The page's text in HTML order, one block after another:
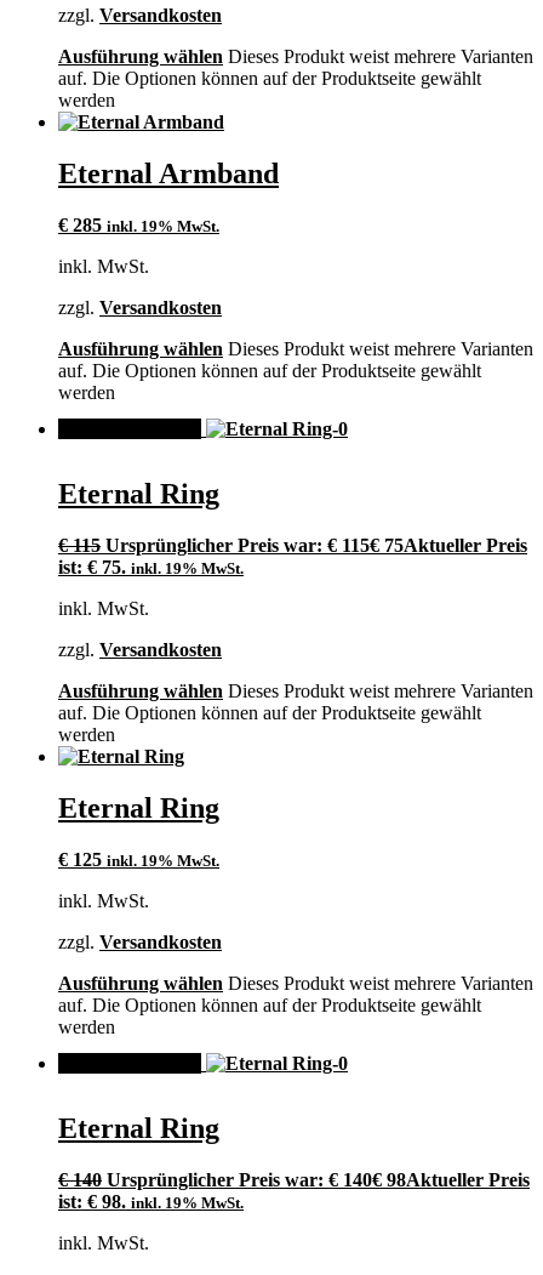
zzgl. Versandkosten
Ausführung wählen Dieses Produkt weist mehrere Varianten
auf. Die Optionen können auf der Produktseite gewählt
werden
Eternal Armband
€ 285 inkl. 19% MwSt.
inkl. MwSt.
zzgl. Versandkosten
Ausführung wählen Dieses Produkt weist mehrere Varianten
auf. Die Optionen können auf der Produktseite gewählt
werden
Eternal Ring
€115 Ursprünglicher Preis war: € 115€ 75Aktueller Preis
ist: € 75. inkl. 19% MwSt.
inkl. MwSt.
zzgl. Versandkosten
Ausführung wählen Dieses Produkt weist mehrere Varianten
auf. Die Optionen können auf der Produktseite gewählt
werden
Eternal Ring
€ 125 inkl. 19% MwSt.
inkl. MwSt.
zzgl. Versandkosten
Ausführung wählen Dieses Produkt weist mehrere Varianten
auf. Die Optionen können auf der Produktseite gewählt
werden
Eternal Ring
€140 Ursprünglicher Preis war: € 140€ 98Aktueller Preis
ist: € 98. inkl. 19% MwSt.
inkl. MwSt.